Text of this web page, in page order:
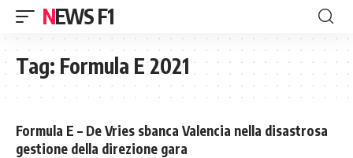
NEWS F1
Tag: Formula E 2021
Formula E – De Vries sbanca Valencia nella disastrosa
gestione della direzione gara